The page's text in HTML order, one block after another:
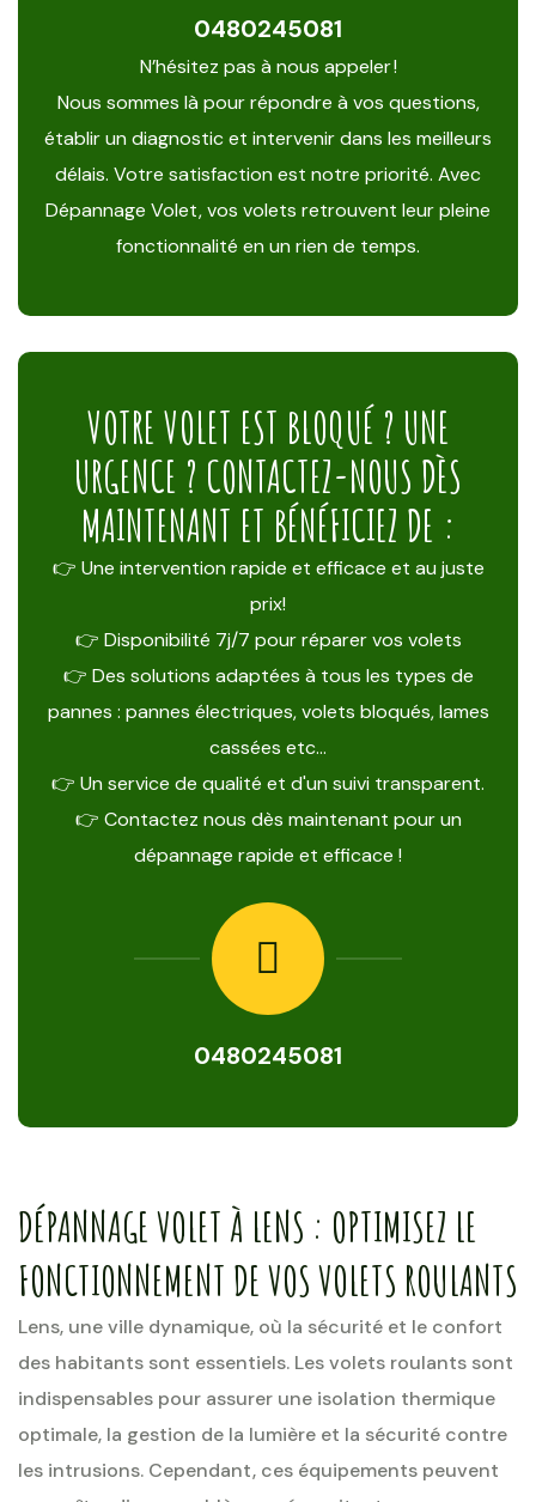
0480245081
N’hésitez pas à nous appeler !
Nous sommes là pour répondre à vos questions,
établir un diagnostic et intervenir dans les meilleurs
délais. Votre satisfaction est notre priorité. Avec
Dépannage Volet, vos volets retrouvent leur pleine
fonctionnalité en un rien de temps.
VOTRE VOLET EST BLOQUÉ ? UNE
URGENCE ? CONTACTEZ-NOUS DÈS
MAINTENANT ET BÉNÉFICIEZ DE :
👉 Une intervention rapide et efficace et au juste
prix!
👉 Disponibilité 7j/7 pour réparer vos volets
👉 Des solutions adaptées à tous les types de
pannes : pannes électriques, volets bloqués, lames
cassées etc…
👉 Un service de qualité et d'un suivi transparent.
👉 Contactez nous dès maintenant pour un
dépannage rapide et efficace !
0480245081
DÉPANNAGE VOLET À LENS : OPTIMISEZ LE
FONCTIONNEMENT DE VOS VOLETS ROULANTS
Lens, une ville dynamique, où la sécurité et le confort
des habitants sont essentiels. Les volets roulants sont
indispensables pour assurer une isolation thermique
optimale, la gestion de la lumière et la sécurité contre
les intrusions. Cependant, ces équipements peuvent